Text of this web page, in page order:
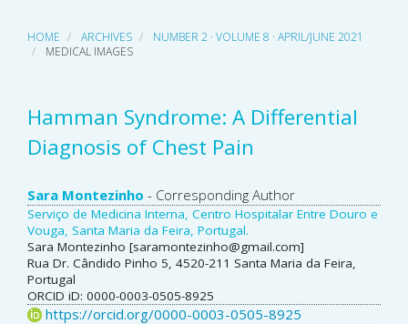
HOME ARCHIVES
NUMBER 2 · VOLUME 8 · APRIL/JUNE 2021
MEDICAL IMAGES
Hamman Syndrome: A Differential
Diagnosis of Chest Pain
Main
Article
Content
Sara Montezinho - Corresponding Author
Serviço de Medicina Interna, Centro Hospitalar Entre Douro e
Vouga, Santa Maria da Feira, Portugal.
Sara Montezinho [saramontezinho@gmail.com]
Rua Dr. Cândido Pinho 5, 4520-211 Santa Maria da Feira,
Portugal
ORCID iD: 0000-0003-0505-8925
https://orcid.org/0000-0003-0505-8925